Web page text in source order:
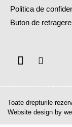
Politica de
Buton de retragere
Toate drepturile
Website design by